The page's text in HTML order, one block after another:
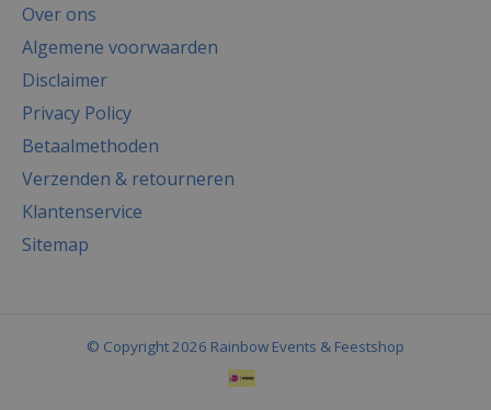
Over ons
Algemene voorwaarden
Disclaimer
Privacy Policy
Betaalmethoden
Verzenden & retourneren
Klantenservice
Sitemap
© Copyright 2026 Rainbow Events & Feestshop